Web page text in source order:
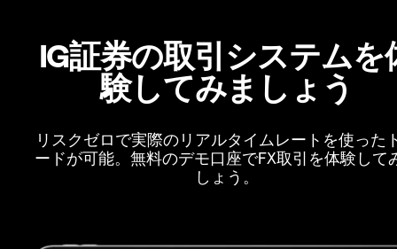
IG証券の取引システムを
験してみましょう
リスクゼロで実際のリアルタイムレートを使った
ードが可能。無料のデモ口座でFX取引を体験して
しょう。